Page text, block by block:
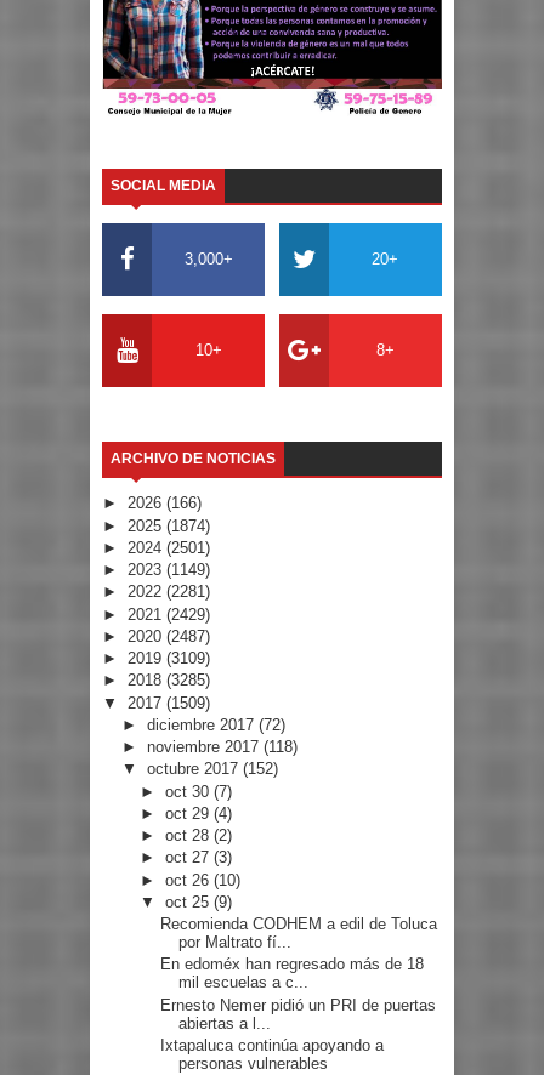
SOCIAL MEDIA
3,000+ 20+
10+ 8+
ARCHIVO DE NOTICIAS
► 2026 (166)
► 2025 (1874)
► 2024 (2501)
► 2023 (1149)
► 2022 (2281)
► 2021 (2429)
► 2020 (2487)
► 2019 (3109)
► 2018 (3285)
▼ 2017 (1509)
► diciembre 2017 (72)
► noviembre 2017 (118)
▼ octubre 2017 (152)
►oct 30(7)
►oct 29(4)
►oct 28(2)
►oct 27(3)
►oct 26(10)
▼oct 25(9)
Recomienda CODHEM a edil de Toluca
por Maltrato fí...
En edoméx han regresado más de 18
mil escuelas a c...
Ernesto Nemer pidió un PRI de puertas
abiertas a l...
Ixtapaluca continúa apoyando a
personas vulnerables